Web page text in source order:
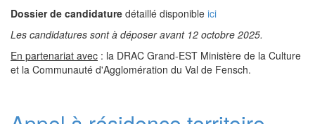
Dossier de candidature détaillé disponible ici
Les candidatures sont à déposer avant 12 octobre 2025.
En partenariat avec : la DRAC Grand-EST Ministère de la Culture
et la Communauté d'Agglomération du Val de Fensch.